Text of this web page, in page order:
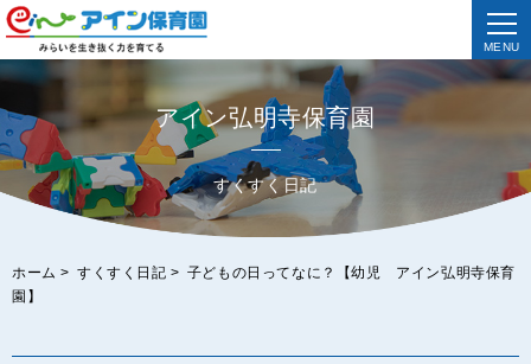
MENU
アイン弘明寺保育園
すくすく日記
ホーム > すくすく日記 > 子どもの日ってなに？【幼児 アイン弘明寺保育
園】